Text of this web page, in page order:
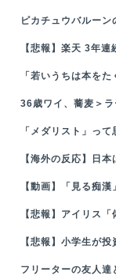
ピカチュウバルー
【悲報】楽天 3年
「若いうちは本を
36歳ワイ、蕎麦＞
「メダリスト」っ
【海外の反応】日
【動画】「見る痴
【悲報】アイリス
【悲報】小学生が
フリーターの友人